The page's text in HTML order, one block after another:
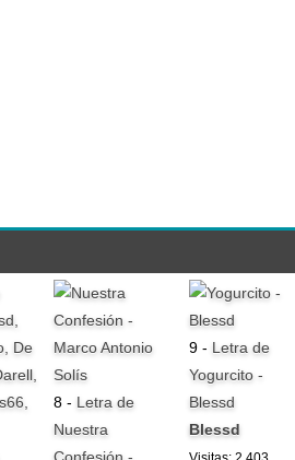
8 - Letra de
Nuestra
9 - Letra de
Yogurcito -
Blessd
Blessd